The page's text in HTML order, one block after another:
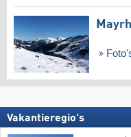
Vakantieregio's